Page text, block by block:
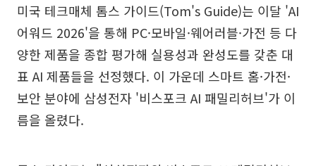
미국 테크매체 톰스 가이드(Tom's Guide)는 이달 'AI
어워드 2026'을 통해 PC·모바일·웨어러블·가전 등 다
양한 제품을 종합 평가해 실용성과 완성도를 갖춘 대
표 AI 제품들을 선정했다. 이 가운데 스마트 홈·가전·
보안 분야에 삼성전자 '비스포크 AI 패밀리허브'가 이
름을 올렸다.